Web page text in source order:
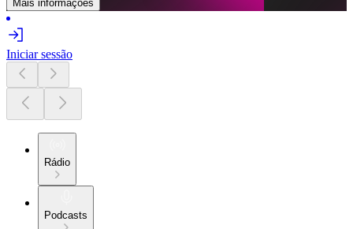
Mais informações
Iniciar sessão
Rádio
Podcasts